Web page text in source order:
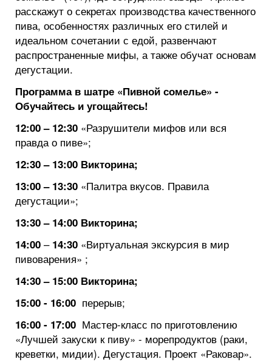
расскажут о секретах производства качественного
пива, особенностях различных его стилей и
идеальном сочетании с едой, развенчают
распространенные мифы, а также обучат основам
дегустации.
Программа в шатре «Пивной сомелье» -
Обучайтесь и угощайтесь!
12:00 – 12:30 «Разрушители мифов или вся
правда о пиве»;
12:30 – 13:00 Викторина;
13:00 – 13:30 «Палитра вкусов. Правила
дегустации»;
13:30 – 14:00 Викторина;
14:00 – 14:30 «Виртуальная экскурсия в мир
пивоварения» ;
14:30 – 15:00 Викторина;
15:00 - 16:00 перерыв;
16:00 - 17:00 Мастер-класс по приготовлению
«Лучшей закуски к пиву» - морепродуктов (раки,
креветки, мидии). Дегустация. Проект «Раковар».